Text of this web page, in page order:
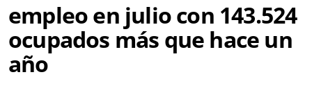
empleo en julio con 143.524
ocupados más que hace un
año